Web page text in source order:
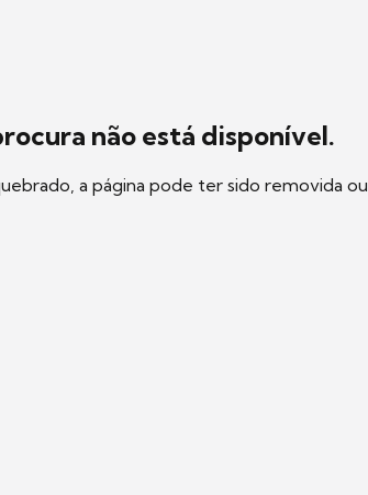
não está disponível.
a página pode ter sido removida